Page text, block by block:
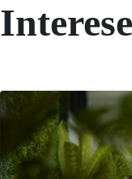
Interese